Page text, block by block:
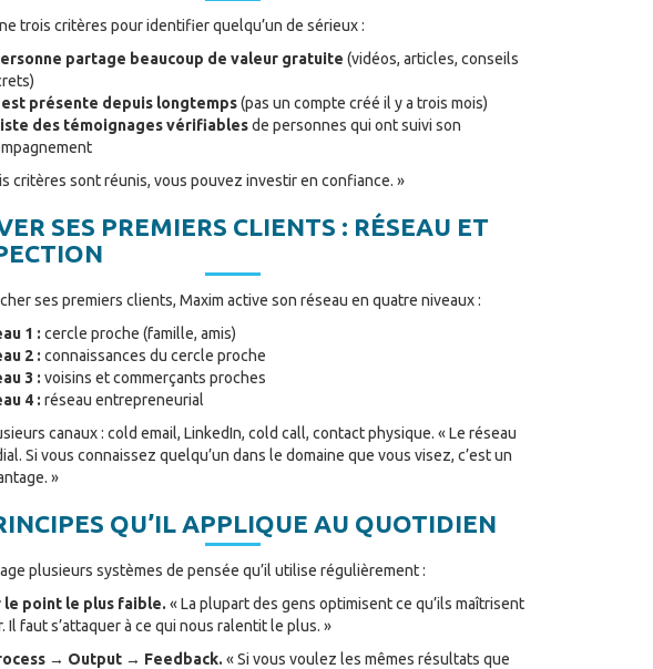
trois critères pour identifier quelqu’un de sérieux :
partage beaucoup de valeur gratuite (vidéos, articles, conseils
est présente depuis longtemps(pas un compte créé il y a trois mois)
des témoignages vérifiablesde personnes qui ont suivi son
critères sont réunis, vous pouvez investir en confiance. »
SES PREMIERS CLIENTS : RÉSEAU ET
ses premiers clients, Maxim active son réseau en quatre niveaux :
1 : cercle proche (famille, amis)
2 : connaissances du cercle proche
3 : voisins et commerçants proches
4 : réseau entrepreneurial
canaux : cold email, LinkedIn, cold call, contact physique. « Le réseau
Si vous connaissez quelqu’un dans le domaine que vous visez, c’est un
»
QU’IL APPLIQUE AU QUOTIDIEN
plusieurs systèmes de pensée qu’il utilise régulièrement :
point le plus faible. « La plupart des gens optimisent ce qu’ils maîtrisent
Il faut s’attaquer à ce qui nous ralentit le plus. »
→ Output → Feedback. « Si vous voulez les mêmes résultats que